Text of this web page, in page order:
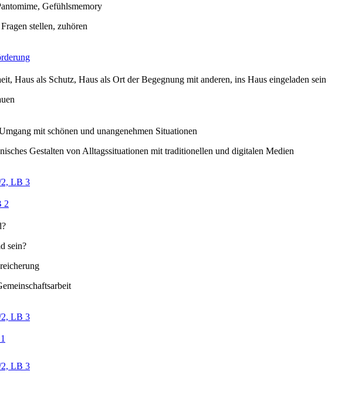
Gefühlsmemory
stellen, zuhören
Haus als Schutz, Haus als Ort der Begegnung mit anderen, ins Haus eingeladen sein
mit schönen und unangenehmen Situationen
Gestalten von Alltagssituationen mit traditionellen und digitalen Medien
LB 3
2
sein?
LB 3
LB 3